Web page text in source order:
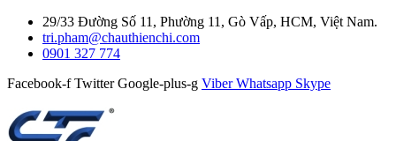
29/33 Đường Số 11, Phường 11, Gò Vấp, HCM, Việt Nam.
tri.pham@chauthienchi.com
0901 327 774
Facebook-f Twitter Google-plus-g Viber Whatsapp Skype